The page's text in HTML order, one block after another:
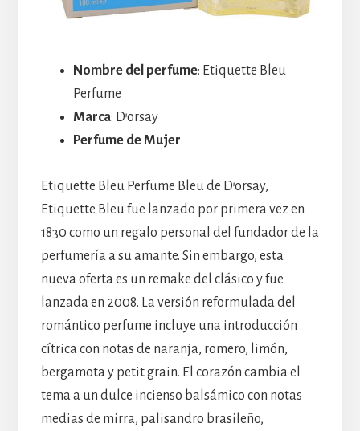
Nombre del perfume: Etiquette Bleu
Perfume
Marca: D’orsay
Perfume de Mujer
Etiquette Bleu Perfume Bleu de D’orsay,
Etiquette Bleu fue lanzado por primera vez en
1830 como un regalo personal del fundador de la
perfumería a su amante. Sin embargo, esta
nueva oferta es un remake del clásico y fue
lanzada en 2008. La versión reformulada del
romántico perfume incluye una introducción
cítrica con notas de naranja, romero, limón,
bergamota y petit grain. El corazón cambia el
tema a un dulce incienso balsámico con notas
medias de mirra, palisandro brasileño,